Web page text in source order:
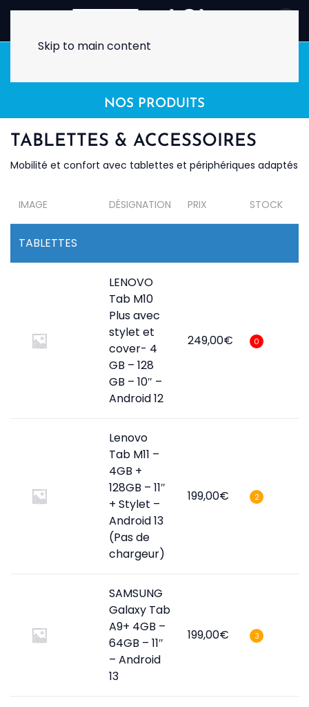
Skip to main content
NOS PRODUITS
TABLETTES & ACCESSOIRES
Mobilité et confort avec tablettes et périphériques adaptés
IMAGE DÉSIGNATION PRIX STOCK
TABLETTES
LENOVO
Tab M10
Plus avec
stylet et
cover- 4
GB – 128
GB – 10″ –
Android 12
249,00€ 0
Lenovo
Tab M11 –
4GB +
128GB – 11″
+ Stylet –
Android 13
(Pas de
chargeur)
199,00€ 2
SAMSUNG
Galaxy Tab
A9+ 4GB –
64GB – 11″
– Android
13
199,00€ 3